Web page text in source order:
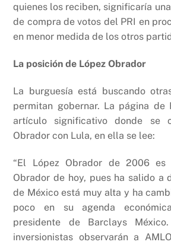
quienes los reciben, significaría
de compra de votos del PRI en
en menor medida de los otros
La posición de López Obrador
La burguesía está buscando
permitan gobernar. La página de
artículo significativo donde se
Obrador con Lula, en ella se lee:
“El López Obrador de 2006
Obrador de hoy, pues ha salido a
de México está muy alta y ha
poco en su agenda
presidente de Barclays
inversionistas observarán a